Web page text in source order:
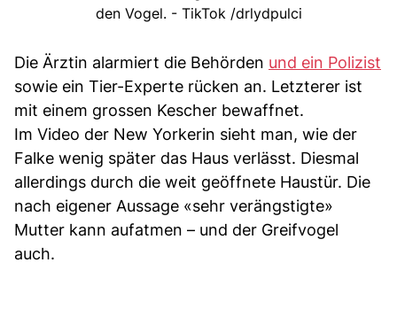
den Vogel. - TikTok /drlydpulci
Die Ärztin alarmiert die Behörden und ein Polizist
sowie ein Tier-Experte rücken an. Letzterer ist
mit einem grossen Kescher bewaffnet.
Im Video der New Yorkerin sieht man, wie der
Falke wenig später das Haus verlässt. Diesmal
allerdings durch die weit geöffnete Haustür. Die
nach eigener Aussage «sehr verängstigte»
Mutter kann aufatmen – und der Greifvogel
auch.